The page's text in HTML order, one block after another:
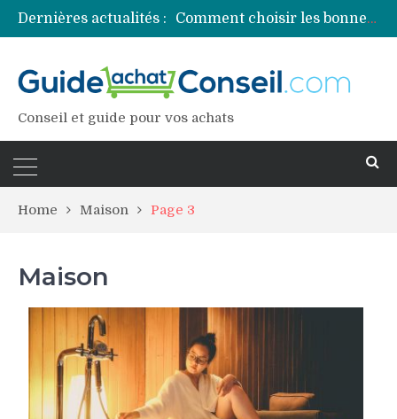
Dernières actualités :
Comment choisir les bonnes couleurs pour un projet tie and dye ?
Comment préparer sa piscine pour une période prolongée d’inutilisation ?
Conseil et guide pour vos achats
Home Maison Page 3
Maison